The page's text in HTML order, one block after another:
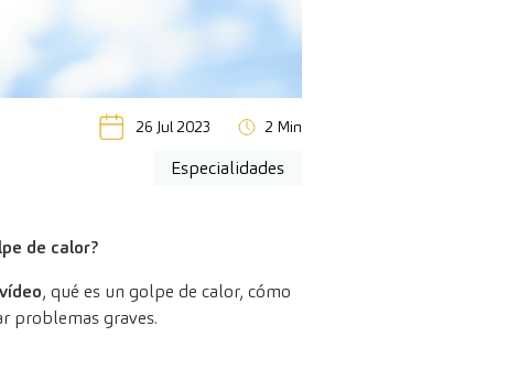
26 Jul 2023 2 Min
Especialidades
de calor?
vídeo, qué es un golpe de calor, cómo
problemas graves.